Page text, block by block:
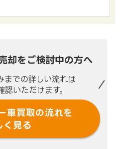
却を ご検討中の方へ
までの詳しい流れは
認いただけます。
車買取の流れを
く見る